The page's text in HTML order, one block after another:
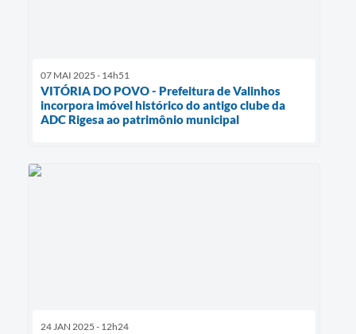
07 MAI 2025 - 14h51
VITÓRIA DO POVO - Prefeitura de Valinhos
incorpora imóvel histórico do antigo clube da
ADC Rigesa ao patrimônio municipal
24 JAN 2025 - 12h24